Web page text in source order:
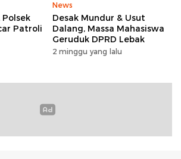
Patroli
News
Desak Mundur & Usut
Dalang, Massa Mahasiswa
Geruduk DPRD Lebak
2 minggu yang lalu